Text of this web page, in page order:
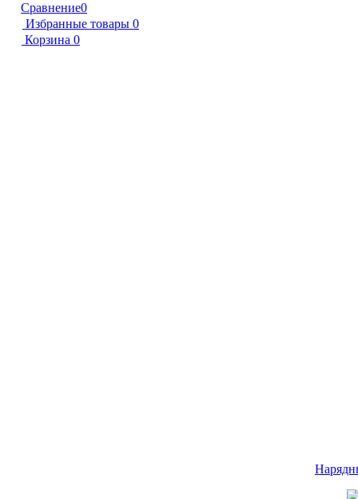
Сравнение0
Избранные товары 0
Корзина 0